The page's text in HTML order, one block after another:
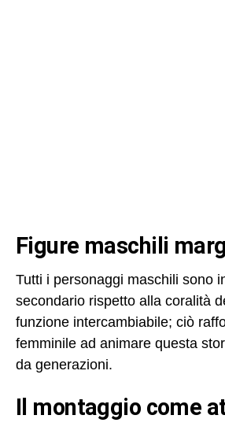
figure maschili
Tutti i personaggi maschili sono
secondario rispetto alla coralità
funzione intercambiabile; ciò
femminile ad animare questa
da generazioni.
il montaggio come